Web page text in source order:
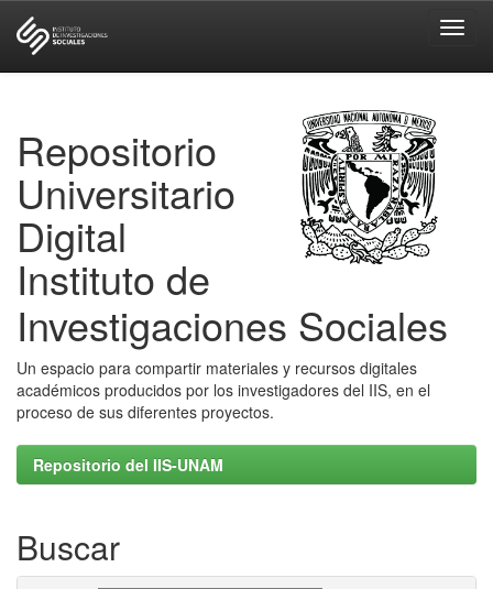
Repositorio
Universitario
Digital
Instituto de
Investigaciones Sociales
Un espacio para compartir materiales y recursos digitales
académicos producidos por los investigadores del IIS, en el
proceso de sus diferentes proyectos.
Repositorio del IIS-UNAM
Buscar